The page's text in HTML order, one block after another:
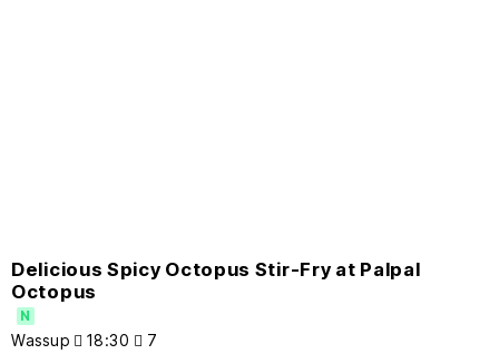
Delicious Spicy Octopus Stir-Fry at Palpal
Octopus
N
Wassup 18:30
7